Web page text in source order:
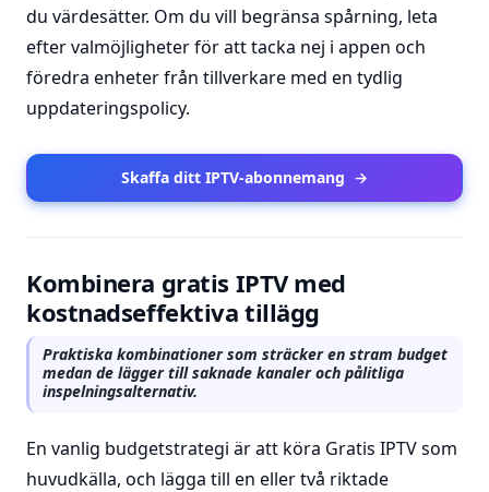
du värdesätter. Om du vill begränsa spårning, leta
efter valmöjligheter för att tacka nej i appen och
föredra enheter från tillverkare med en tydlig
uppdateringspolicy.
Skaffa ditt IPTV-abonnemang →
Kombinera gratis IPTV med
kostnadseffektiva tillägg
Praktiska kombinationer som sträcker en stram budget
medan de lägger till saknade kanaler och pålitliga
inspelningsalternativ.
En vanlig budgetstrategi är att köra Gratis IPTV som
huvudkälla, och lägga till en eller två riktade